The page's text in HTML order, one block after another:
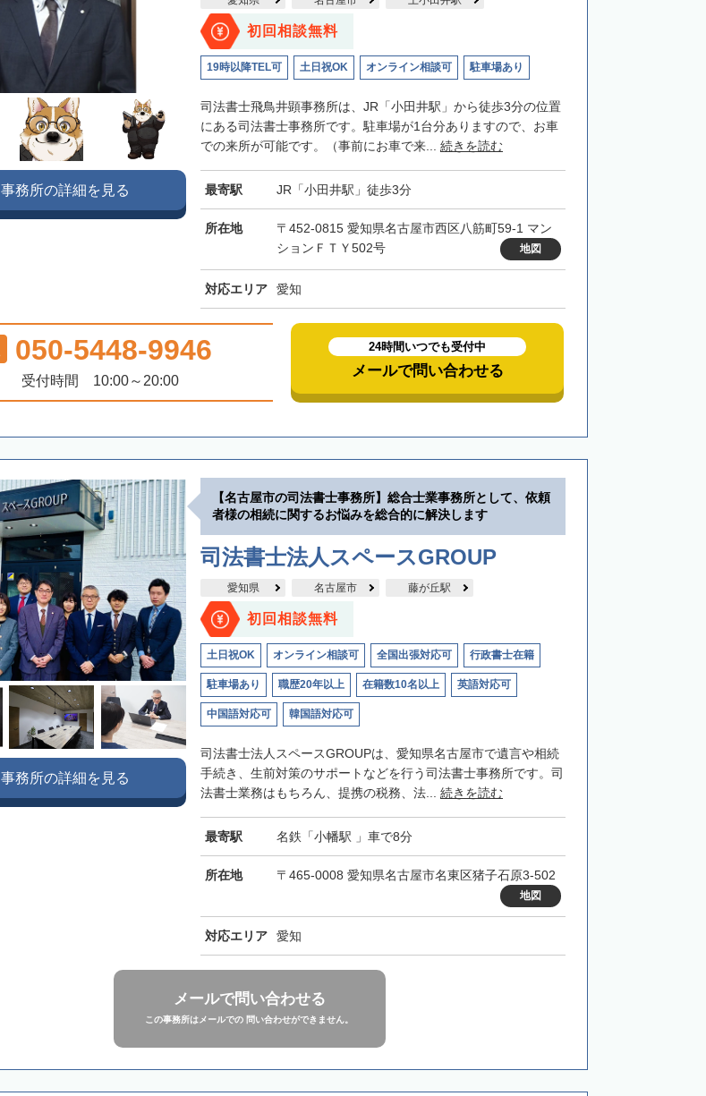
初回相談無料
19時以降TEL可 土日祝OK オンライン相談可 駐車場あり
司法書士飛鳥井顕事務所は、JR「小田井駅」から徒歩3分の位置
にある司法書士事務所です。駐車場が1台分ありますので、お車
での来所が可能です。（事前にお車で来... 続きを読む
最寄駅 JR「小田井駅」徒歩3分
所在地
〒452-0815 愛知県名古屋市西区八筋町59-1 マン
ションＦＴＹ502号
地図
対応エリア 愛知
事務所の詳細を見る
050-5448-9946
受付時間 10:00～20:00
24時間いつでも受付中
メールで問い合わせる
【名古屋市の司法書士事務所】総合士業事務所として、依頼
者様の相続に関するお悩みを総合的に解決します
司法書士法人スペースGROUP
愛知県 名古屋市 藤が丘駅
初回相談無料
土日祝OK オンライン相談可 全国出張対応可 行政書士在籍
駐車場あり 職歴20年以上 在籍数10名以上 英語対応可
中国語対応可 韓国語対応可
司法書士法人スペースGROUPは、愛知県名古屋市で遺言や相続
手続き、生前対策のサポートなどを行う司法書士事務所です。司
法書士業務はもちろん、提携の税務、法... 続きを読む
最寄駅 名鉄「小幡駅 」車で8分
所在地 〒465-0008 愛知県名古屋市名東区猪子石原3-502
地図
対応エリア 愛知
事務所の詳細を見る
メールで問い合わせる
この事務所はメールでの 問い合わせができません。